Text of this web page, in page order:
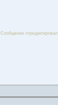
Сообщение отредактировал